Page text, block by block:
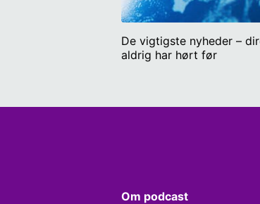
De vigtigste nyheder –
aldrig har hørt før
Om podcast